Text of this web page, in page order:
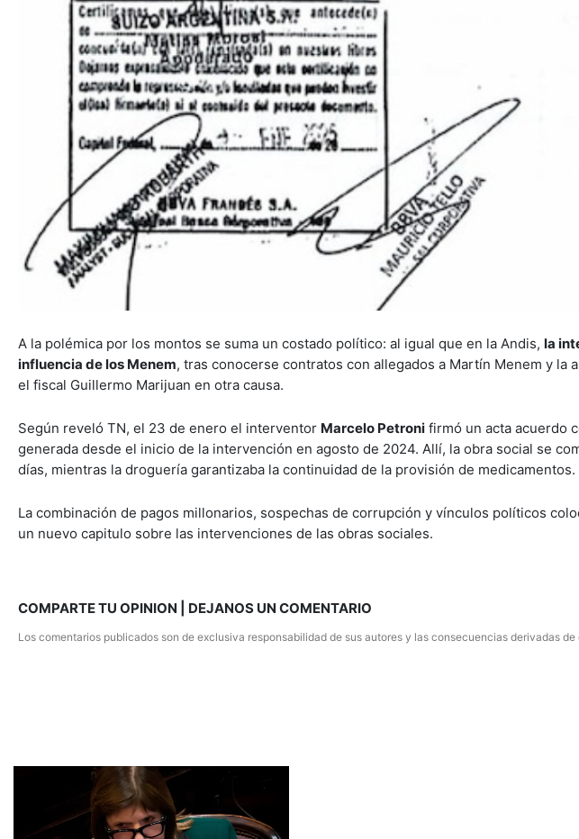
A la polémica por los montos se suma un costado político: al igual que en la Andis, la
influencia de los Menem, tras conocerse contratos con allegados a Martín Menem y la
el fiscal Guillermo Marijuan en otra causa.
Según reveló TN, el 23 de enero el interventor Marcelo Petroni firmó un acta acuerdo
generada desde el inicio de la intervención en agosto de 2024. Allí, la obra social se
días, mientras la droguería garantizaba la continuidad de la provisión de medicamentos.
La combinación de pagos millonarios, sospechas de corrupción y vínculos políticos
un nuevo capitulo sobre las intervenciones de las obras sociales.
COMPARTE TU OPINION | DEJANOS UN COMENTARIO
Los comentarios publicados son de exclusiva responsabilidad de sus autores y las consecuencias derivadas